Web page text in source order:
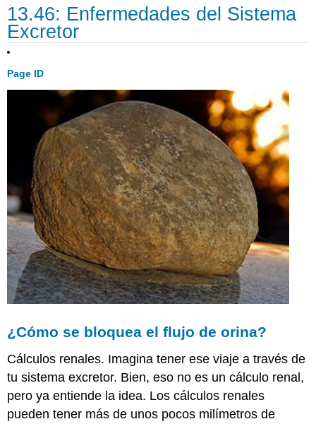
13.46: Enfermedades del Sistema
Excretor
Page ID
¿Cómo se bloquea el flujo de orina?
Cálculos renales. Imagina tener ese viaje a través de
tu sistema excretor. Bien, eso no es un cálculo renal,
pero ya entiende la idea. Los cálculos renales
pueden tener más de unos pocos milímetros de